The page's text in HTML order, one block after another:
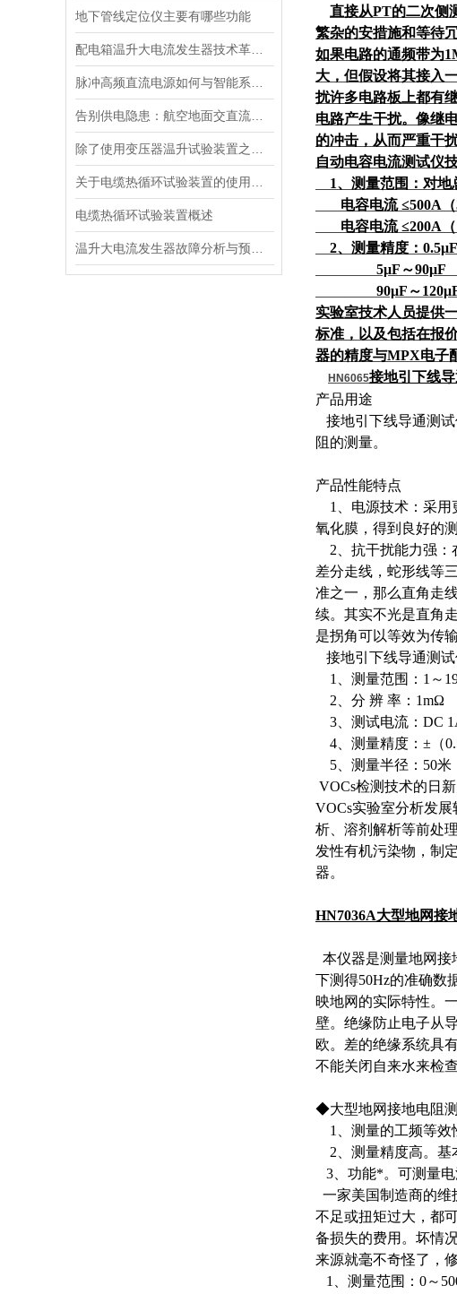
地下管线定位仪主要有哪些功能
电缆热循环试验装置概述
直接从PT的二次侧
繁杂的安措施和等待
如果电路的通频带为
大，但假设将其接入
扰许多电路板上都有
电路产生干扰。像继
的冲击，从而严重干
自动电容电流测试仪
1、测量范围：对地
电容电流 ≤500A（
电容电流 ≤200A（
2、测量精度：
5μF～90μF
90μF～120μF
实验室技术人员提供
标准，以及包括在报
器的精度与MPX电子
HN6065接地引下线
产品用途
接地引下线导通测
阻的测量。
产品性能特点
1、电源技术：采用
氧化膜，得到良好的测
2、抗干扰能力强：
差分走线，蛇形线等
准之一，那么直角走
续。其实不光是直角
是拐角可以等效为传
接地引下线导通测
1、测量范围：1～
2、分 辨 率：1mΩ
3、测试电流：DC
4、测量精度：±（
5、测量半径：50米
VOCs检测技术的日
VOCs实验室分析发
析、溶剂解析等前处
发性有机污染物，制
器。
HN7036A大型地网接
本仪器是测量地网接
下测得50Hz的准确数
映地网的实际特性。
壁。绝缘防止电子从
欧。差的绝缘系统具
不能关闭自来水来检
◆大型地网接地电阻
1、测量的工频等效
2、测量精度高。基
3、功能*。可测量电
一家美国制造商的维
不足或扭矩过大，都
备损失的费用。坏情
来源就毫不奇怪了，
1、测量范围：0～